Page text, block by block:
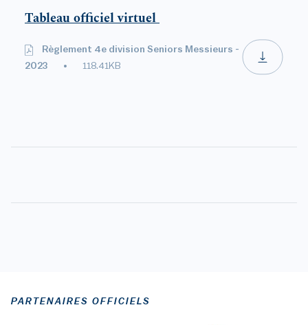
Tableau officiel virtuel
Règlement 4e division Seniors Messieurs -
2023
118.41KB
PARTENAIRES OFFICIELS